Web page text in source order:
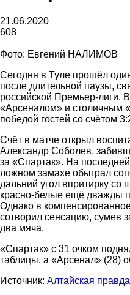
21.06.2020
608
Фото: Евгений НАЛИМОВ
Сегодня в Туле прошёл
после длительной паузы,
российской Премьер-лиги.
«Арсеналом» и столичным
победой гостей со счётом
Счёт в матче открыл
Александр Соболев,
за «Спартак». На
ложном замахе обыграл
дальний угол впритирку со
красно-белые ещё дважды
Однако в
сотворил сенсацию, сумев
два мяча.
«Спартак» с 31 очком
таблицы, а «Арсенал» (28)
Источник: Алтайская правда